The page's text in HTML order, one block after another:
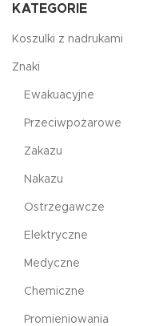
KATEGORIE
Koszulki z nadrukami
Znaki
Ewakuacyjne
Przeciwpożarowe
Zakazu
Nakazu
Ostrzegawcze
Elektryczne
Medyczne
Chemiczne
Promieniowania